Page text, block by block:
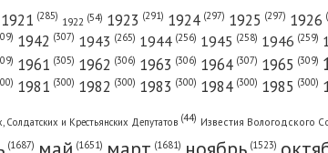
Север»
1921 (285) 1922 (54) 1923 (291) 1924 (297) 1925 (297) 1926
1942 (307) 1943 (265) 1944 (256) 1945 (258) 1946 (259)
1961 (305) 1962 (306) 1963 (306) 1964 (307) 1965 (309)
1981 (300) 1982 (300) 1983 (300) 1984 (300) 1985 (300)
Солдатских и Крестьянских Депутатов (44) Известия Вологодского
(1687) (1651) (1681) (1523)